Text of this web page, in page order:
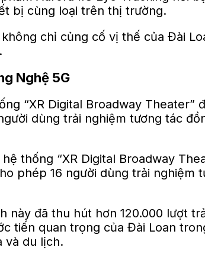
chỉ củng cố vị thế của Đài
Nghệ 5G
“XR Digital Broadway
dùng trải nghiệm tương tác
đã thu hút hơn 120.000 lượt
tiến quan trọng của Đài Loan
và du lịch.